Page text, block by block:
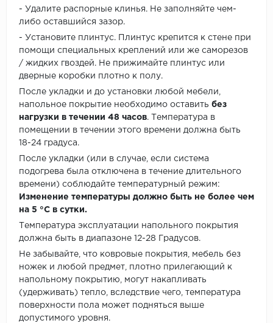
- Удалите распорные клинья. Не заполняйте чем-
либо оставшийся зазор.
- Установите плинтус. Плинтус крепится к стене при
помощи специальных креплений или же саморезов
/ жидких гвоздей. Не прижимайте плинтус или
дверные коробки плотно к полу.
После укладки и до установки любой мебели,
напольное покрытие необходимо оставить без
нагрузки в течении 48 часов. Температура в
помещении в течении этого времени должна быть
18-24 градуса.
После укладки (или в случае, если система
подогрева была отключена в течение длительного
времени) соблюдайте температурный режим:
Изменение температуры должно быть не более чем
на 5 °C в сутки.
Температура эксплуатации напольного покрытия
должна быть в диапазоне 12-28 Градусов.
Не забывайте, что ковровые покрытия, мебель без
ножек и любой предмет, плотно прилегающий к
напольному покрытию, могут накапливать
(удерживать) тепло, вследствие чего, температура
поверхности пола может подняться выше
допустимого уровня.